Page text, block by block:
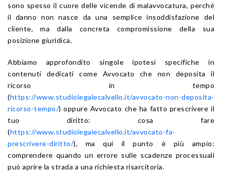
sono spesso il cuore delle vicende di malavvocatura, perché
il danno non nasce da una semplice insoddisfazione del
cliente, ma dalla concreta compromissione della sua
posizione giuridica.
Abbiamo approfondito singole ipotesi specifiche in
contenuti dedicati come Avvocato che non deposita il
ricorso in tempo
(https://www.studiolegalecalvello.it/avvocato-non-deposita-
ricorso-tempo/) oppure Avvocato che ha fatto prescrivere il
tuo diritto: cosa fare
(https://www.studiolegalecalvello.it/avvocato-fa-
prescrivere-diritto/), ma qui il punto è più ampio:
comprendere quando un errore sulle scadenze processuali
può aprire la strada a una richiesta risarcitoria.